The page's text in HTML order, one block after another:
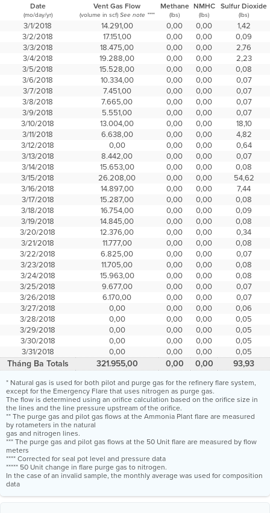
Date Vent Gas Flow Methane NMHC Sulfur Dioxide
(mo/day/yr) (volume in scf) See note **** (lbs) (lbs) (lbs)
3/1/2018 14.291,00 0,00 0,00
1,42
3/2/2018
17.151,00 0,00 0,00
0,09
3/3/2018
18.475,00 0,00 0,00
2,76
3/4/2018
19.288,00 0,00 0,00
2,23
3/5/2018
15.528,00 0,00 0,00
0,08
3/6/2018
10.334,00 0,00 0,00
0,07
3/7/2018
7.451,00 0,00 0,00
0,07
3/8/2018
7.665,00 0,00 0,00
0,07
3/9/2018
5.551,00 0,00 0,00
0,07
3/10/2018
13.004,00 0,00 0,00
18,10
3/11/2018
6.638,00 0,00 0,00
4,82
3/12/2018
0,00 0,00 0,00
0,64
3/13/2018
8.442,00 0,00 0,00
0,07
3/14/2018
15.653,00 0,00 0,00
0,08
3/15/2018
26.208,00 0,00 0,00
54,62
3/16/2018
14.897,00 0,00 0,00
7,44
3/17/2018
15.287,00 0,00 0,00
0,08
3/18/2018
16.754,00 0,00 0,00
0,09
3/19/2018
14.845,00 0,00 0,00
0,08
3/20/2018
12.376,00 0,00 0,00
0,34
3/21/2018
11.777,00 0,00 0,00
0,08
3/22/2018
6.825,00 0,00 0,00
0,07
3/23/2018
11.705,00 0,00 0,00
0,08
3/24/2018
15.963,00 0,00 0,00
0,08
3/25/2018
9.677,00 0,00 0,00
0,07
3/26/2018
6.170,00 0,00 0,00
0,07
3/27/2018
0,00 0,00 0,00
0,06
3/28/2018
0,00 0,00 0,00
0,05
3/29/2018
0,00 0,00 0,00
0,05
3/30/2018
0,00 0,00 0,00
0,05
3/31/2018
0,00 0,00 0,00 0,05
Tháng Ba Totals 321.955,00 0,00 0,00 93,93
* Natural gas is used for both pilot and purge gas for the refinery flare system,
except for the Emergency Flare that uses nitrogen as purge gas.
The flow is determined using an orifice calculation based on the orifice size in
the lines and the line pressure upstream of the orifice.
** The purge gas and pilot gas flows at the Ammonia Plant flare are measured
by rotameters in the natural
gas and nitrogen lines.
*** The purge gas and pilot gas flows at the 50 Unit flare are measured by flow
meters
**** Corrected for seal pot level and pressure data
***** 50 Unit change in flare purge gas to nitrogen.
In the case of an invalid sample, the monthly average was used for composition
data